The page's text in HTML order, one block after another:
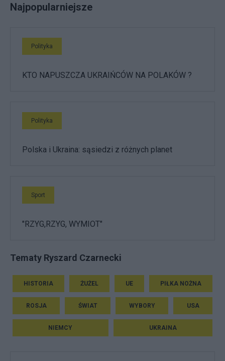
Najpopularniejsze
Polityka
KTO NAPUSZCZA UKRAIŃCÓW NA POLAKÓW ?
Polityka
Polska i Ukraina: sąsiedzi z różnych planet
Sport
"RZYG,RZYG, WYMIOT"
Tematy Ryszard Czarnecki
HISTORIA ŻUŻEL UE PIŁKA NOŻNA
ROSJA ŚWIAT WYBORY USA
NIEMCY UKRAINA